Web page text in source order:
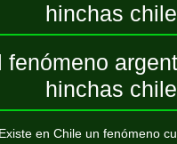
hinchas
fenómeno
hinchas
en Chile un fenómeno